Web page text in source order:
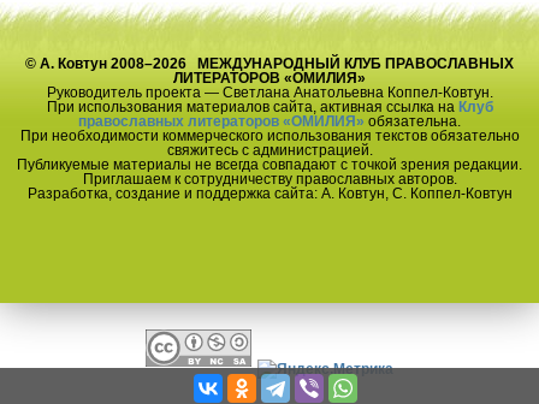
© А. Ковтун 2008–2026 МЕЖДУНАРОДНЫЙ КЛУБ ПРАВОСЛАВНЫХ
ЛИТЕРАТОРОВ «ОМИЛИЯ»
Руководитель проекта — Светлана Анатольевна Коппел-Ковтун.
При использования материалов сайта, активная ссылка на Клуб
православных литераторов «ОМИЛИЯ» обязательна.
При необходимости коммерческого использования текстов обязательно
свяжитесь с администрацией.
Публикуемые материалы не всегда совпадают с точкой зрения редакции.
Приглашаем к сотрудничеству православных авторов.
Разработка, создание и поддержка сайта: А. Ковтун, С. Коппел-Ковтун